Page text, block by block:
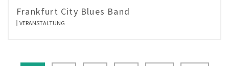
Frankfurt City Blues Band
VERANSTALTUNG